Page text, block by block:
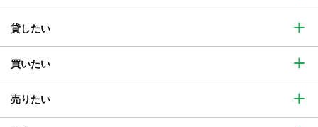
貸したい
買いたい
売りたい